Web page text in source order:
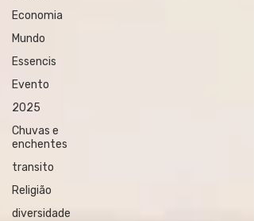
Economia
Mundo
Essencis
Evento
2025
Chuvas e
enchentes
transito
Religião
diversidade